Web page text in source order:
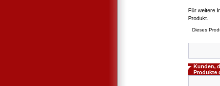
Für weitere
Produkt.
Dieses
Kunden,
Produkte